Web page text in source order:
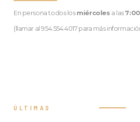
En persona todos los miércoles a las
(llamar al 954.554.4017 para más
ÚLTIMAS